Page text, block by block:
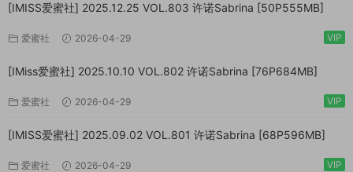
[IMISS爱蜜社] 2025.12.25 VOL.803 许诺Sabrina [50P555MB]
爱蜜社 2026-04-29 VIP
[IMiss爱蜜社] 2025.10.10 VOL.802 许诺Sabrina [76P684MB]
爱蜜社 2026-04-29 VIP
[IMISS爱蜜社] 2025.09.02 VOL.801 许诺Sabrina [68P596MB]
爱蜜社 2026-04-29 VIP